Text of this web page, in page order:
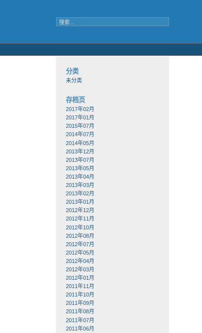
分类
未分类
存档页
2017年02月
2017年01月
2015年07月
2014年07月
2014年05月
2013年12月
2013年07月
2013年05月
2013年04月
2013年03月
2013年02月
2013年01月
2012年12月
2012年11月
2012年10月
2012年08月
2012年07月
2012年05月
2012年04月
2012年03月
2012年01月
2011年11月
2011年10月
2011年09月
2011年08月
2011年07月
2011年06月